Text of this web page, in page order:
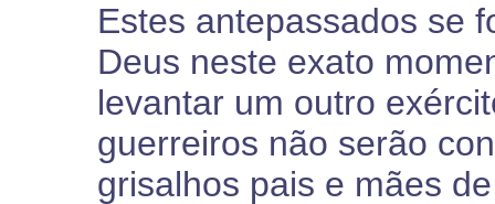
Estes antepassados se
Deus neste exato
levantar um outro
guerreiros não serão
grisalhos pais e mães